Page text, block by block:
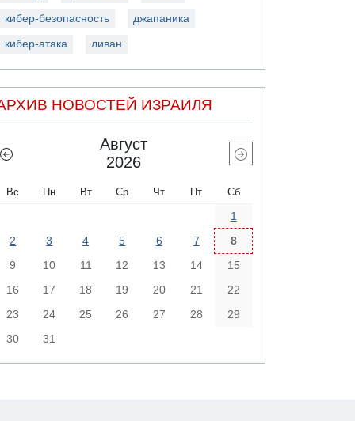
кибер-безопасность джапаника
кибер-атака ливан
НОВОСТЕЙ ИЗРАИЛЯ
Август
2026
Вс Пн Вт Ср Чт Пт Сб
1
2
3 4 5 6 7
8
9
10 11 12 13 14
15
16
17 18 19 20 21
22
23
24 25 26 27 28
29
30
31